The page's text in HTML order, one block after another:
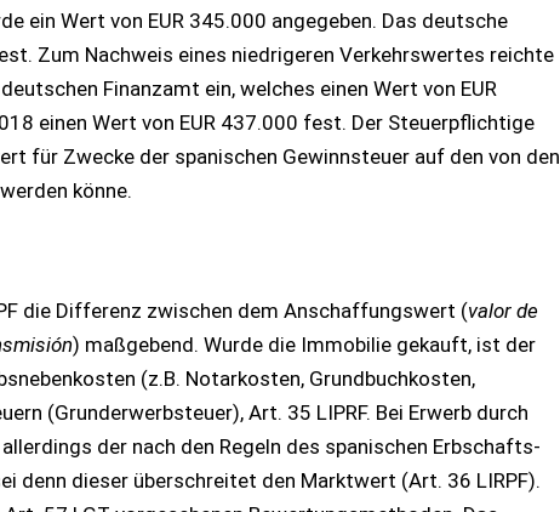
ein Wert von EUR 345.000 angegeben. Das deutsche
Zum Nachweis eines niedrigeren Verkehrswertes reichte
Finanzamt ein, welches einen Wert von EUR
einen Wert von EUR 437.000 fest. Der Steuerpflichtige
für Zwecke der spanischen Gewinnsteuer auf den von den
könne.
die Differenz zwischen dem Anschaffungswert (valor de
) maßgebend. Wurde die Immobilie gekauft, ist der
(z.B. Notarkosten, Grundbuchkosten,
(Grunderwerbsteuer), Art. 35 LIPRF. Bei Erwerb durch
der nach den Regeln des spanischen Erbschafts-
denn dieser überschreitet den Marktwert (Art. 36 LIRPF).